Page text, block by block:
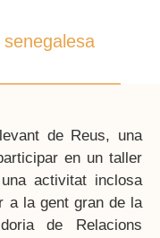
de Reus, una
en un taller
activitat inclosa
a la gent gran de la
de Relacions